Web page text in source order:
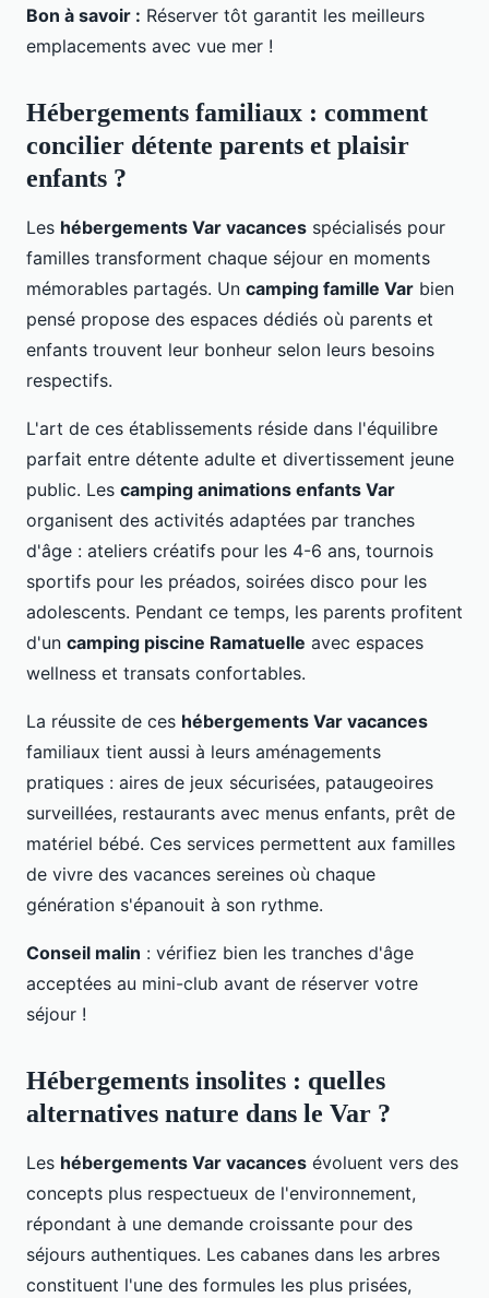
Bon à savoir : Réserver tôt garantit les meilleurs
emplacements avec vue mer !
Hébergements familiaux : comment
concilier détente parents et plaisir
enfants ?
Les hébergements Var vacances spécialisés pour
familles transforment chaque séjour en moments
mémorables partagés. Un camping famille Var bien
pensé propose des espaces dédiés où parents et
enfants trouvent leur bonheur selon leurs besoins
respectifs.
L'art de ces établissements réside dans l'équilibre
parfait entre détente adulte et divertissement jeune
public. Les camping animations enfants Var
organisent des activités adaptées par tranches
d'âge : ateliers créatifs pour les 4-6 ans, tournois
sportifs pour les préados, soirées disco pour les
adolescents. Pendant ce temps, les parents profitent
d'un camping piscine Ramatuelle avec espaces
wellness et transats confortables.
La réussite de ces hébergements Var vacances
familiaux tient aussi à leurs aménagements
pratiques : aires de jeux sécurisées, pataugeoires
surveillées, restaurants avec menus enfants, prêt de
matériel bébé. Ces services permettent aux familles
de vivre des vacances sereines où chaque
génération s'épanouit à son rythme.
Conseil malin : vérifiez bien les tranches d'âge
acceptées au mini-club avant de réserver votre
séjour !
Hébergements insolites : quelles
alternatives nature dans le Var ?
Les hébergements Var vacances évoluent vers des
concepts plus respectueux de l'environnement,
répondant à une demande croissante pour des
séjours authentiques. Les cabanes dans les arbres
constituent l'une des formules les plus prisées,